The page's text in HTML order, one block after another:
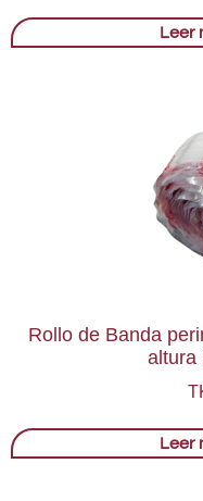
Leer
Rollo de Banda
altura
Leer